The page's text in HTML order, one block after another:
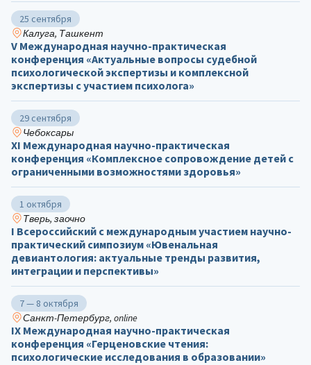
25 сентября
Калуга, Ташкент
V Международная научно-практическая
конференция «Актуальные вопросы судебной
психологической экспертизы и комплексной
экспертизы с участием психолога»
29 сентября
Чебоксары
ХΙ Международная научно-практическая
конференция «Комплексное сопровождение детей с
ограниченными возможностями здоровья»
1 октября
Тверь, заочно
I Всероссийский с международным участием научно-
практический симпозиум «Ювенальная
девиантология: актуальные тренды развития,
интеграции и перспективы»
7 — 8 октября
Санкт-Петербург, online
IX Международная научно-практическая
конференция «Герценовские чтения:
психологические исследования в образовании»